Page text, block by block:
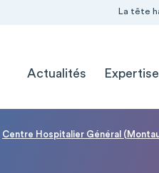
La tête
Actualités
Centre Hospitalier Général